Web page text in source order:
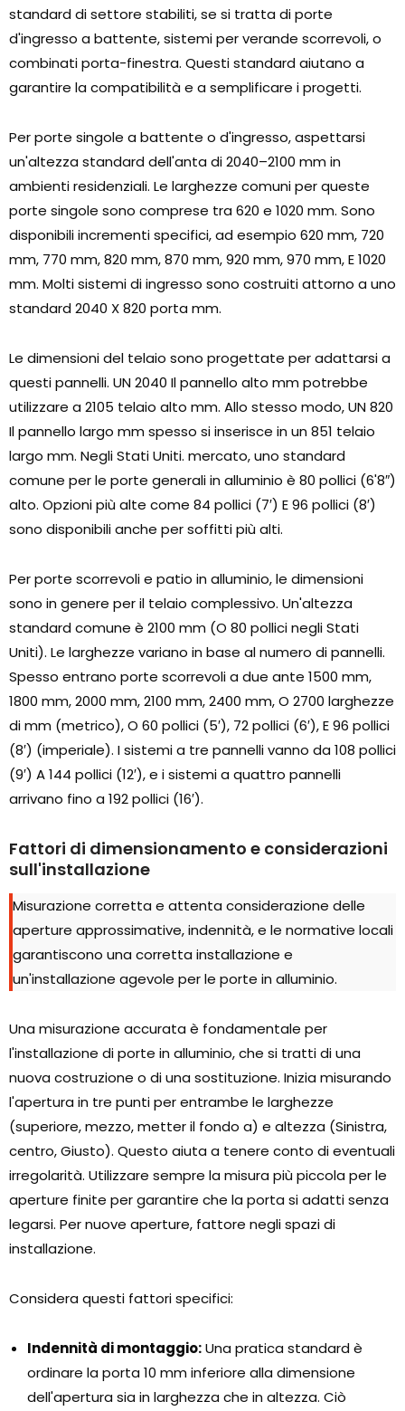
standard di settore stabiliti, se si tratta di porte
d'ingresso a battente, sistemi per verande scorrevoli, o
combinati porta-finestra. Questi standard aiutano a
garantire la compatibilità e a semplificare i progetti.
Per porte singole a battente o d'ingresso, aspettarsi
un'altezza standard dell'anta di 2040–2100 mm in
ambienti residenziali. Le larghezze comuni per queste
porte singole sono comprese tra 620 e 1020 mm. Sono
disponibili incrementi specifici, ad esempio 620 mm, 720
mm, 770 mm, 820 mm, 870 mm, 920 mm, 970 mm, E 1020
mm. Molti sistemi di ingresso sono costruiti attorno a uno
standard 2040 X 820 porta mm.
Le dimensioni del telaio sono progettate per adattarsi a
questi pannelli. UN 2040 Il pannello alto mm potrebbe
utilizzare a 2105 telaio alto mm. Allo stesso modo, UN 820
Il pannello largo mm spesso si inserisce in un 851 telaio
largo mm. Negli Stati Uniti. mercato, uno standard
comune per le porte generali in alluminio è 80 pollici (6'8″)
alto. Opzioni più alte come 84 pollici (7′) E 96 pollici (8′)
sono disponibili anche per soffitti più alti.
Per porte scorrevoli e patio in alluminio, le dimensioni
sono in genere per il telaio complessivo. Un'altezza
standard comune è 2100 mm (O 80 pollici negli Stati
Uniti). Le larghezze variano in base al numero di pannelli.
Spesso entrano porte scorrevoli a due ante 1500 mm,
1800 mm, 2000 mm, 2100 mm, 2400 mm, O 2700 larghezze
di mm (metrico), O 60 pollici (5′), 72 pollici (6′), E 96 pollici
(8′) (imperiale). I sistemi a tre pannelli vanno da 108 pollici
(9′) A 144 pollici (12′), e i sistemi a quattro pannelli
arrivano fino a 192 pollici (16′).
Fattori di dimensionamento e considerazioni
sull'installazione
Misurazione corretta e attenta considerazione delle
aperture approssimative, indennità, e le normative locali
garantiscono una corretta installazione e
un'installazione agevole per le porte in alluminio.
Una misurazione accurata è fondamentale per
l'installazione di porte in alluminio, che si tratti di una
nuova costruzione o di una sostituzione. Inizia misurando
l'apertura in tre punti per entrambe le larghezze
(superiore, mezzo, metter il fondo a) e altezza (Sinistra,
centro, Giusto). Questo aiuta a tenere conto di eventuali
irregolarità. Utilizzare sempre la misura più piccola per le
aperture finite per garantire che la porta si adatti senza
legarsi. Per nuove aperture, fattore negli spazi di
installazione.
Considera questi fattori specifici:
Indennità di montaggio:Una pratica standard è
ordinare la porta 10 mm inferiore alla dimensione
dell'apertura sia in larghezza che in altezza. Ciò